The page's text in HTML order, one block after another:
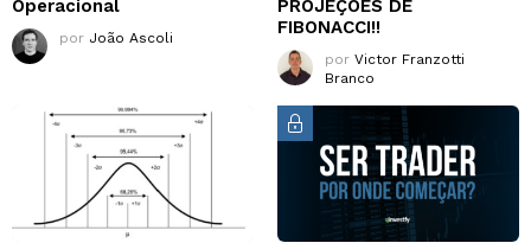
Operacional
por João Ascoli
PROJEÇÕES DE
FIBONACCI!!
por Victor Franzotti
Branco